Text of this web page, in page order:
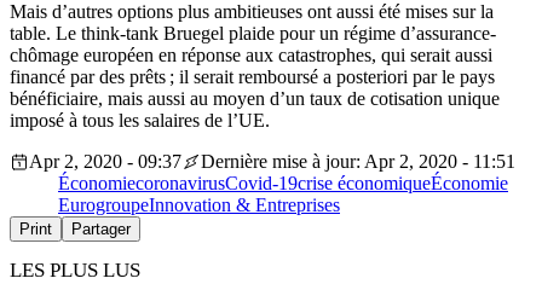
Mais d’autres options plus ambitieuses ont aussi été mises sur la
table. Le think-tank Bruegel plaide pour un régime d’assurance-
chômage européen en réponse aux catastrophes, qui serait aussi
financé par des prêts ; il serait remboursé a posteriori par le pays
bénéficiaire, mais aussi au moyen d’un taux de cotisation unique
imposé à tous les salaires de l’UE.
Apr 2, 2020 - 09:37
Dernière mise à jour: Apr 2, 2020 - 11:51
ÉconomiecoronavirusCovid-19crise économiqueÉconomie
EurogroupeInnovation & Entreprises
Print Partager
LES PLUS LUS